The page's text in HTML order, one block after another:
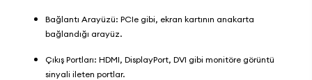
Bağlantı Arayüzü: PCIe gibi, ekran kartının anakarta
bağlandığı arayüz.
Çıkış Portları: HDMI, DisplayPort, DVI gibi monitöre görüntü
sinyali ileten portlar.